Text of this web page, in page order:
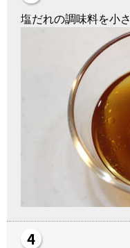
塩だれの調味料を小